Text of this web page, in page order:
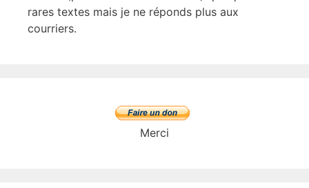
rares textes mais je ne réponds plus aux
courriers.
Merci